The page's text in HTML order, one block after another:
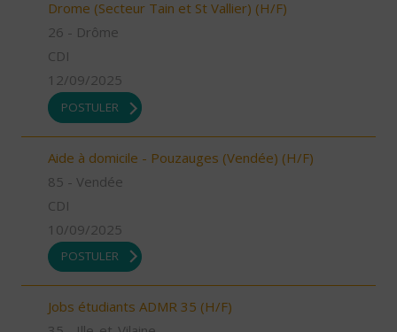
Drome (Secteur Tain et St Vallier) (H/F)
26 - Drôme
CDI
12/09/2025
POSTULER
Aide à domicile - Pouzauges (Vendée) (H/F)
85 - Vendée
CDI
10/09/2025
POSTULER
Jobs étudiants ADMR 35 (H/F)